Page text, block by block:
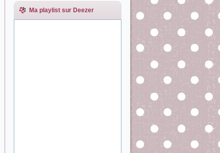
Ma playlist sur Deezer